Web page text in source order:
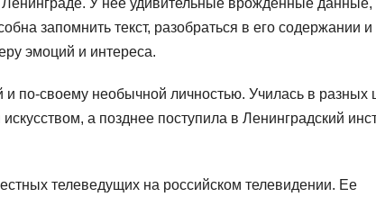
У нее удивительные врожденные данные,
запомнить текст, разобраться в его содержании и
эмоций и интереса.
по-своему необычной личностью. Училась в разных
а позднее поступила в Ленинградский
телеведущих на российском телевидении. Ее